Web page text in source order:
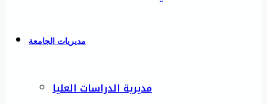
مديريات الجامعة
مديرية الدراسات العليا